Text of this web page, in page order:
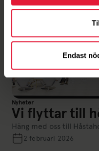
Endast
Nyheter
Vi flyttar till
Häng med oss till
2 februari 2026